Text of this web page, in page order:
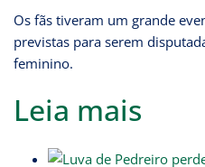
Os fãs tiveram um grande
previstas para serem
feminino.
Leia mais